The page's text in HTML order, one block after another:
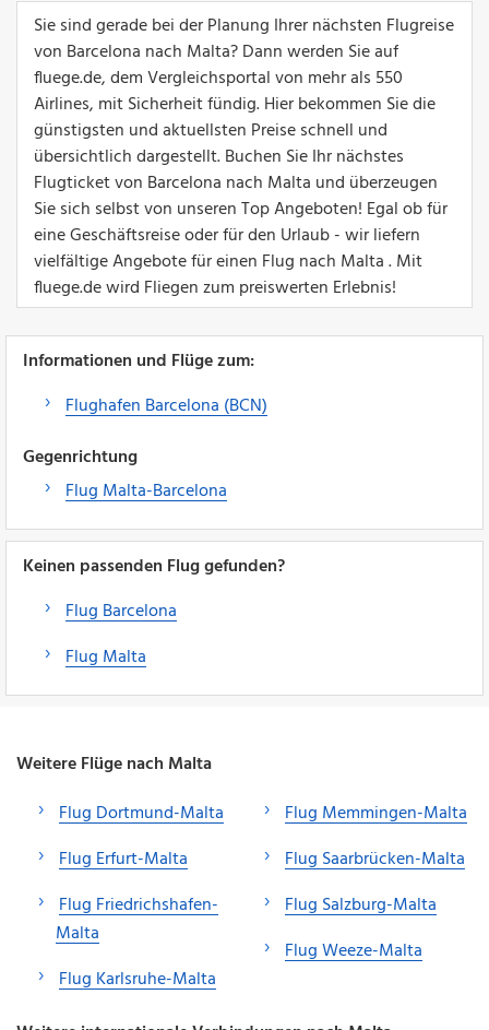
Sie sind gerade bei der Planung Ihrer nächsten Flugreise
von Barcelona nach Malta? Dann werden Sie auf
fluege.de, dem Vergleichsportal von mehr als 550
Airlines, mit Sicherheit fündig. Hier bekommen Sie die
günstigsten und aktuellsten Preise schnell und
übersichtlich dargestellt. Buchen Sie Ihr nächstes
Flugticket von Barcelona nach Malta und überzeugen
Sie sich selbst von unseren Top Angeboten! Egal ob für
eine Geschäftsreise oder für den Urlaub - wir liefern
vielfältige Angebote für einen Flug nach Malta . Mit
fluege.de wird Fliegen zum preiswerten Erlebnis!
Informationen und Flüge zum:
Flughafen Barcelona (BCN)
Gegenrichtung
Flug Malta-Barcelona
Keinen passenden Flug gefunden?
Flug Barcelona
Flug Malta
Weitere Flüge nach Malta
Flug Dortmund-Malta
Flug Erfurt-Malta
Flug Friedrichshafen-
Malta
Flug Karlsruhe-Malta
Flug Memmingen-Malta
Flug Saarbrücken-Malta
Flug Salzburg-Malta
Flug Weeze-Malta